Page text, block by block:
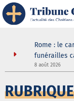
Rome : le
funérailles
8 août 2026